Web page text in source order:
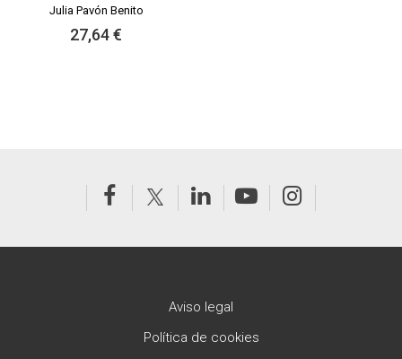
Julia Pavón Benito
27,64 €
Aviso legal
Política de cookies